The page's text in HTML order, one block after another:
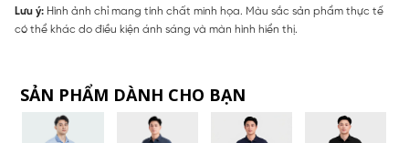
Lưu ý: Hình ảnh chỉ mang tính chất minh họa. Màu sắc sản phẩm thực tế
có thể khác do điều kiện ánh sáng và màn hình hiển thị.
SẢN PHẨM DÀNH CHO BẠN